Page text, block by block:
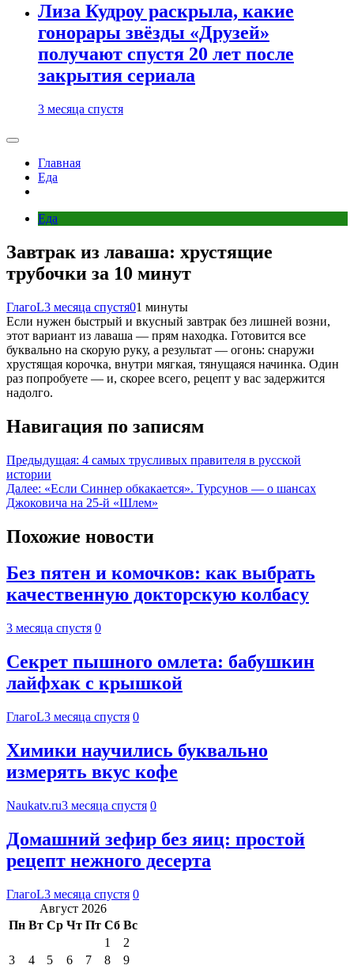
Лиза Кудроу раскрыла, какие
гонорары звёзды «Друзей»
получают спустя 20 лет после
закрытия сериала
3 месяца спустя
Главная
Еда
Еда
Завтрак из лаваша: хрустящие
трубочки за 10 минут
ГлагоL3 месяца спустя01 минуты
Если нужен быстрый и вкусный завтрак без лишней возни,
этот вариант из лаваша — прям находка. Готовится все
буквально на скорую руку, а результат — огонь: снаружи
хрустящая корочка, внутри мягкая, тянущаяся начинка. Один
раз попробуете — и, скорее всего, рецепт у вас задержится
надолго.
Навигация по записям
Предыдущая: 4 самых трусливых правителя в русской
истории
Далее: «Если Синнер обкакается». Турсунов — о шансах
Джоковича на 25-й «Шлем»
Похожие новости
Без пятен и комочков: как выбрать
качественную докторскую колбасу
3 месяца спустя 0
Секрет пышного омлета: бабушкин
лайфхак с крышкой
ГлагоL3 месяца спустя 0
Химики научились буквально
измерять вкус кофе
Naukatv.ru3 месяца спустя 0
Домашний зефир без яиц: простой
рецепт нежного десерта
ГлагоL3 месяца спустя 0
Август 2026
Пн Вт Ср Чт Пт Сб Вс
1
2
3
4 5 6 7 8
9